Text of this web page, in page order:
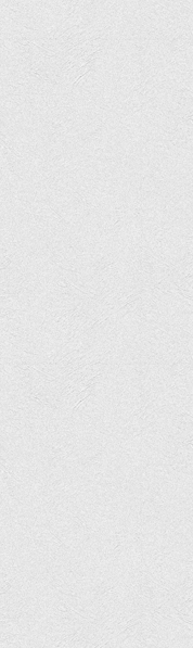
та вебінарів
практика)
мистецької роботи